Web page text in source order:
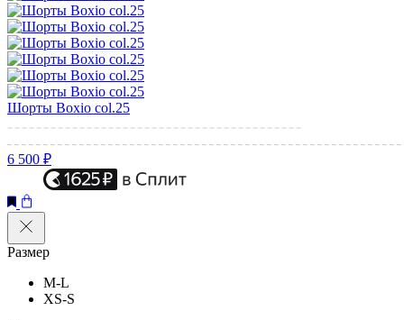
Шорты Boxio col.25
6 500 ₽
Размер
M-L
XS-S